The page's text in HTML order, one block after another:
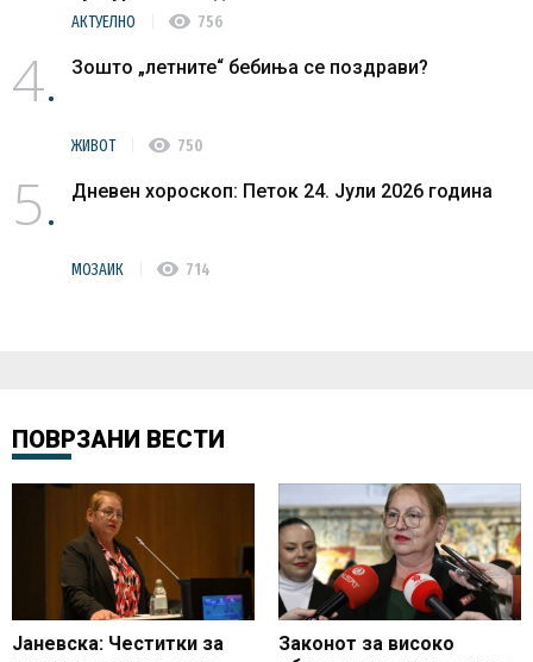
АКТУЕЛНО visibility 756
4 Зошто „летните“ бебиња се поздрави?
ЖИВОТ visibility 750
5 Дневен хороскоп: Петок 24. Јули 2026 година
МОЗАИК visibility 714
ПОВРЗАНИ ВЕСТИ
Јаневска: Честитки за
Законот за високо